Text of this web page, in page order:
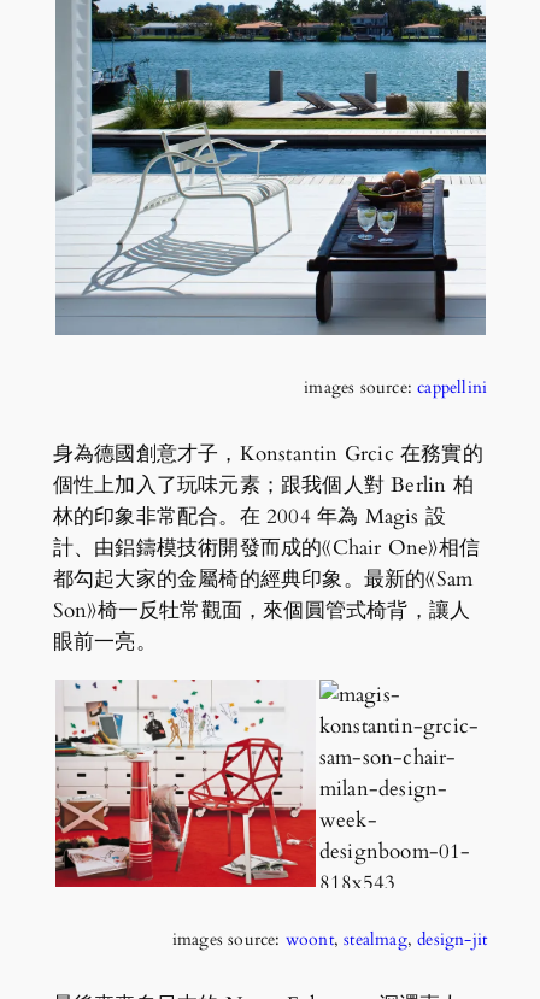
images source:cappellini
身為德國創意才子，Konstantin Grcic 在務實的
個性上加入了玩味元素；跟我個人對 Berlin 柏
林的印象非常配合。在 2004 年為 Magis 設
計、由鋁鑄模技術開發而成的《Chair One》相信
都勾起大家的金屬椅的經典印象。最新的《Sam
Son》椅一反牡常觀面，來個圓管式椅背，讓人
眼前一亮。
images source: woont,stealmag, design-jit